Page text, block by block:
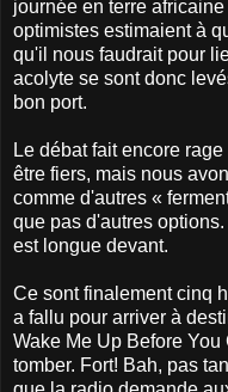
journée en terre
optimistes estimaient à
qu'il nous faudrait pour
acolyte se sont donc
bon port.
Le débat fait encore
être fiers, mais nous
comme d'autres «
que pas d'autres
est longue devant.
Ce sont finalement cinq
a fallu pour arriver à
Wake Me Up Before
tomber. Fort! Bah, pas